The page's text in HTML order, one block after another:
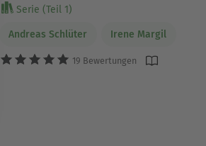
Serie (Teil 1)
Andreas Schlüter Irene Margil
19 Bewertungen